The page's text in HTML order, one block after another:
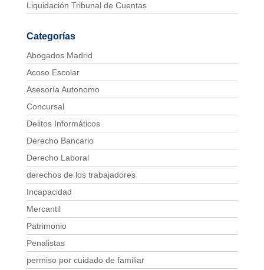
Liquidación Tribunal de Cuentas
Categorías
Abogados Madrid
Acoso Escolar
Asesoría Autonomo
Concursal
Delitos Informáticos
Derecho Bancario
Derecho Laboral
derechos de los trabajadores
Incapacidad
Mercantil
Patrimonio
Penalistas
permiso por cuidado de familiar